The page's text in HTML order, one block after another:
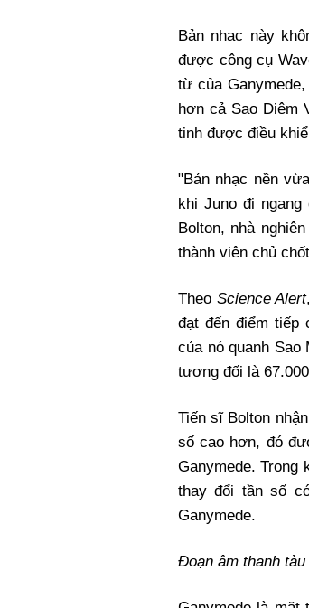
Bản nhạc này
được công cụ
từ của
hơn cả Sao Diêm
tinh được điều
"Bản nhạc nền
khi Juno đi
Bolton, nhà
thành viên chủ
Theo Science Alert
đạt đến điểm tiếp
của nó quanh
tương đối là
Tiến sĩ Bolton
số cao hơn, đó
Ganymede. Trong
thay đổi tần số
Ganymede.
Đoạn âm thanh